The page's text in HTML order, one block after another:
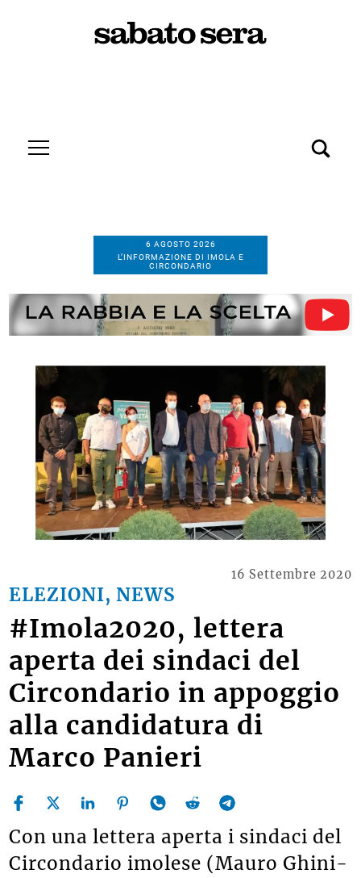
6 AGOSTO 2026
L’INFORMAZIONE DI IMOLA E
CIRCONDARIO
ELEZIONI, NEWS
16 Settembre 2020
#Imola2020, lettera
aperta dei sindaci del
Circondario in appoggio
alla candidatura di
Marco Panieri
Con una lettera aperta i sindaci del
Circondario imolese (Mauro Ghini-